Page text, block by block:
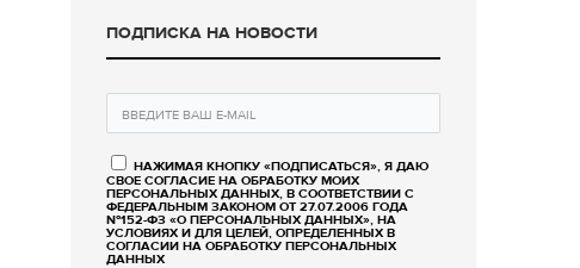
ПОДПИСКА НА НОВОСТИ
НАЖИМАЯ КНОПКУ «ПОДПИСАТЬСЯ», Я ДАЮ
СВОЕ СОГЛАСИЕ НА ОБРАБОТКУ МОИХ
ПЕРСОНАЛЬНЫХ ДАННЫХ, В СООТВЕТСТВИИ С
ФЕДЕРАЛЬНЫМ ЗАКОНОМ ОТ 27.07.2006 ГОДА
№152-ФЗ «О ПЕРСОНАЛЬНЫХ ДАННЫХ», НА
УСЛОВИЯХ И ДЛЯ ЦЕЛЕЙ, ОПРЕДЕЛЕННЫХ В
СОГЛАСИИ НА ОБРАБОТКУ ПЕРСОНАЛЬНЫХ
ДАННЫХ